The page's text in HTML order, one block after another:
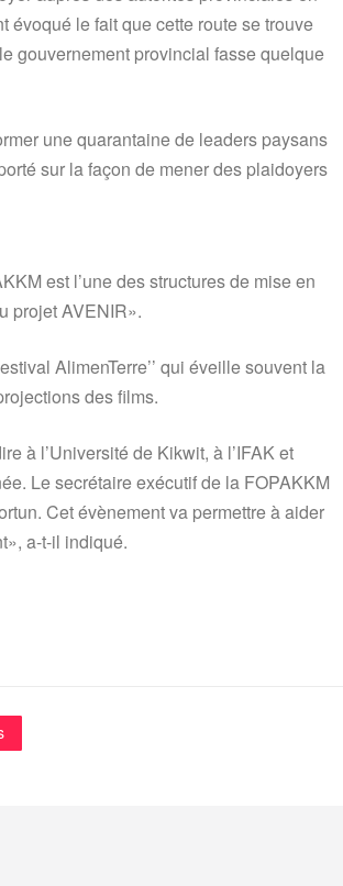
le fait que cette route se trouve
gouvernement provincial fasse quelque
une quarantaine de leaders paysans
sur la façon de mener des plaidoyers
est l’une des structures de mise en
projet AVENIR».
AlimenTerre’’ qui éveille souvent la
des films.
à l’Université de Kikwit, à l’IFAK et
Le secrétaire exécutif de la FOPAKKM
Cet évènement va permettre à aider
a-t-il indiqué.